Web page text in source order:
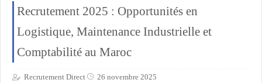
Recrutement 2025 : Opportunités en
Logistique, Maintenance Industrielle et
Comptabilité au Maroc
Recrutement Direct 26 novembre 2025